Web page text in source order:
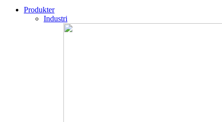
Produkter
Industri